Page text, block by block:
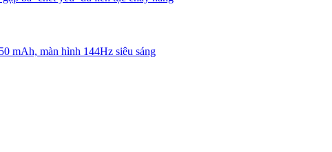
mAh, màn hình 144Hz siêu sáng